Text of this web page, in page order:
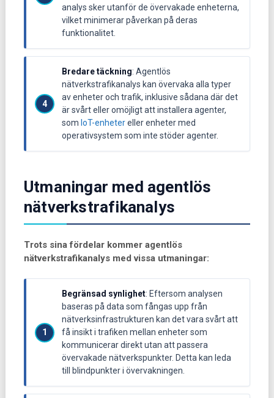
analys sker utanför de övervakade enheterna,
vilket minimerar påverkan på deras
funktionalitet.
Bredare täckning: Agentlös
nätverkstrafikanalys kan övervaka alla typer
av enheter och trafik, inklusive sådana där det
är svårt eller omöjligt att installera agenter,
som IoT-enhetereller enheter med
operativsystem som inte stöder agenter.
Utmaningar med agentlös
nätverkstrafikanalys
Trots sina fördelar kommer agentlös
nätverkstrafikanalys med vissa utmaningar:
Begränsad synlighet: Eftersom analysen
baseras på data som fångas upp från
nätverksinfrastrukturen kan det vara svårt att
få insikt i trafiken mellan enheter som
kommunicerar direkt utan att passera
övervakade nätverkspunkter. Detta kan leda
till blindpunkter i övervakningen.